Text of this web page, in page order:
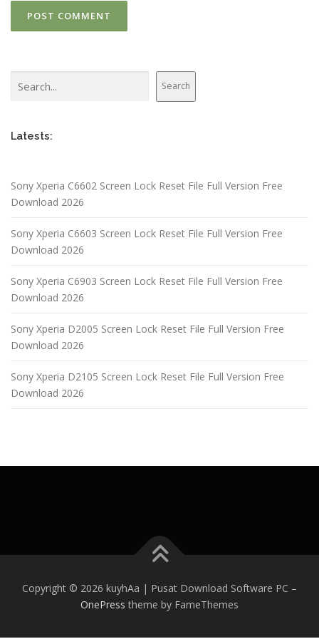
Search
Latests:
Sony Xperia C6602 Screen Lock Reset File Full Version Free
Download 2026
Sony Xperia C6603 Screen Lock Reset File Full Version Free
Download 2026
Sony Xperia C6903 Screen Lock Reset File Full Version Free
Download 2026
Sony Xperia D2005 Screen Lock Reset File Full Version Free
Download 2026
Sony Xperia D2105 Screen Lock Reset File Full Version Free
Download 2026
Copyright © 2026 kuyhAa | Pusat Download Software PC –
OnePress theme by FameThemes